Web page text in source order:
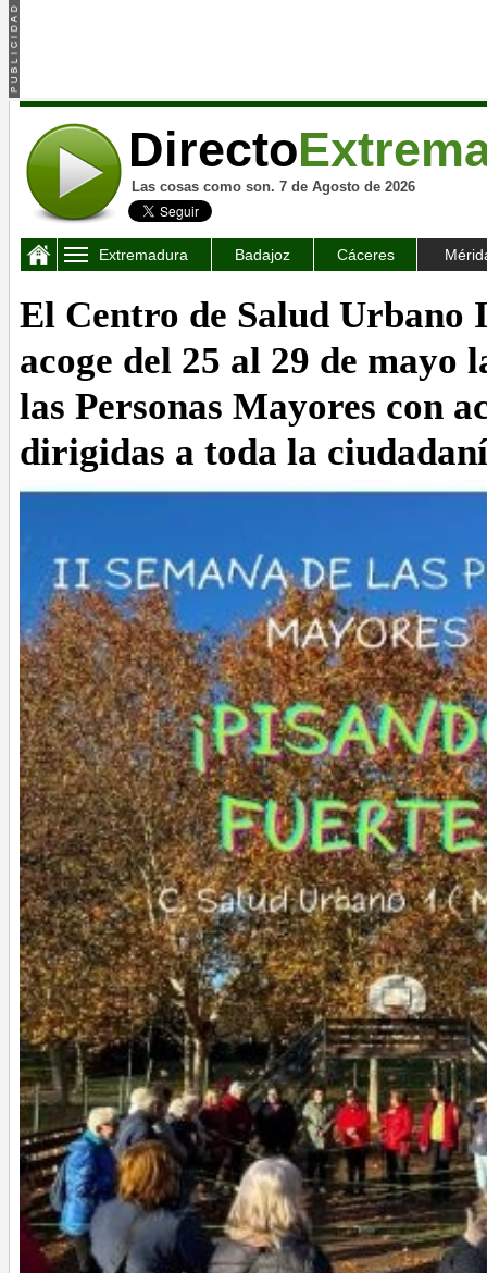
Directo
Las cosas como son. 7 de Agosto de 2026
Extremadura Badajoz Cáceres
El Centro de Salud Urbano
acoge del 25 al 29 de mayo
las Personas Mayores con
dirigidas a toda la